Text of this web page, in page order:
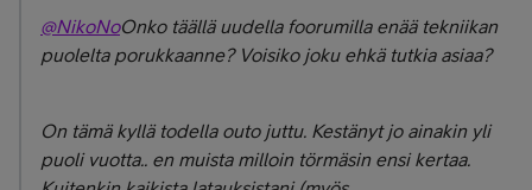
@NikoNoOnko täällä uudella foorumilla enää tekniikan
puolelta porukkaanne? Voisiko joku ehkä tutkia asiaa?
On tämä kyllä todella outo juttu. Kestänyt jo ainakin yli
puoli vuotta.. en muista milloin törmäsin ensi kertaa.